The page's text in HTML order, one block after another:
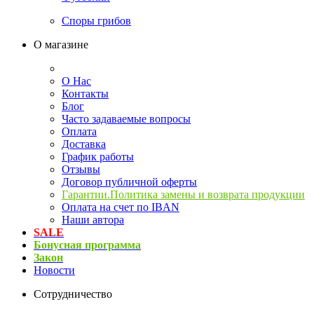
Споры грибов
О магазине
О Нас
Контакты
Блог
Часто задаваемые вопросы
Оплата
Доставка
График работы
Отзывы
Договор публичной оферты
Гарантии.Политика замены и возврата продукции
Оплата на счет по IBAN
Наши автора
SALE
Бонусная программа
Закон
Новости
Сотрудничество